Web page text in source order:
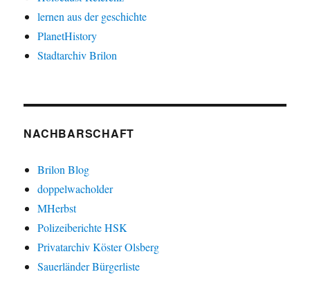
lernen aus der geschichte
PlanetHistory
Stadtarchiv Brilon
NACHBARSCHAFT
Brilon Blog
doppelwacholder
MHerbst
Polizeiberichte HSK
Privatarchiv Köster Olsberg
Sauerländer Bürgerliste